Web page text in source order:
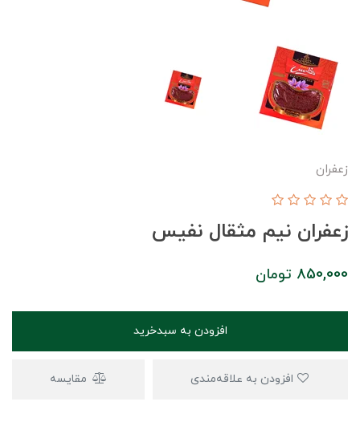
زعفران
زعفران نیم مثقال نفیس
850,000 تومان
افزودن به سبدخرید
مقایسه